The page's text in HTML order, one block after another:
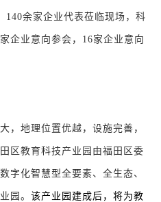
140余家企业代表莅临现场，科
企业意向参会，16家企业意向
，地理位置优越，设施完善，
区教育科技产业园由福田区委
字化智慧型全要素、全生态、
园。 该产业园建成后，将为教